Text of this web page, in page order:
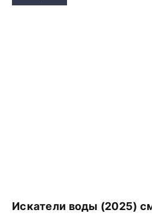
Искатели воды (2025)